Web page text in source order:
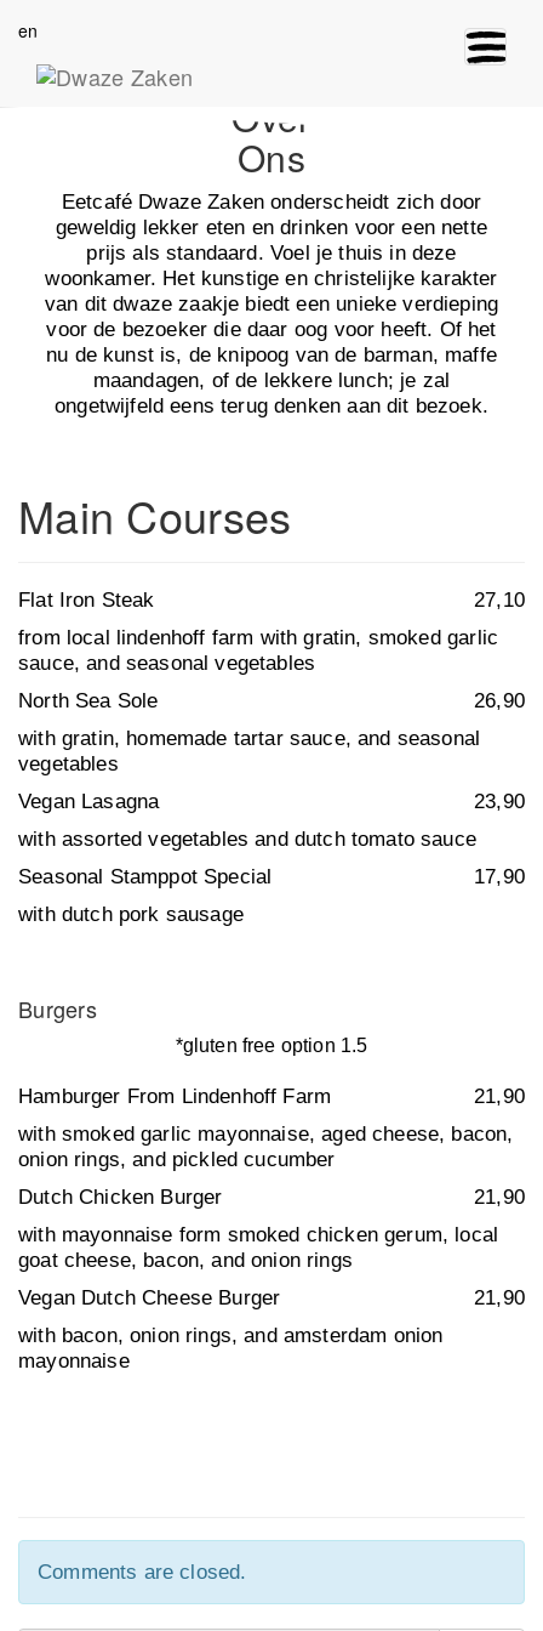
Toggle
en
Over
Ons
Eetcafé Dwaze Zaken onderscheidt zich door
geweldig lekker eten en drinken voor een nette
prijs als standaard. Voel je thuis in deze
woonkamer. Het kunstige en christelijke karakter
van dit dwaze zaakje biedt een unieke verdieping
voor de bezoeker die daar oog voor heeft. Of het
nu de kunst is, de knipoog van de barman, maffe
maandagen, of de lekkere lunch; je zal
ongetwijfeld eens terug denken aan dit bezoek.
Main Courses
Flat Iron Steak
27,10
from local lindenhoff farm with gratin, smoked garlic
sauce, and seasonal vegetables
North Sea Sole
26,90
with gratin, homemade tartar sauce,and seasonal
vegetables
Vegan Lasagna
23,90
with assorted vegetables and dutch tomato sauce
Seasonal Stamppot Special
17,90
with dutch pork sausage
Burgers
*gluten free option 1.5
Hamburger From Lindenhoff Farm
21,90
with smoked garlic mayonnaise,aged cheese, bacon,
onion rings, and pickled cucumber
Dutch Chicken Burger
21,90
with mayonnaise form smoked chicken gerum, local
goat cheese, bacon, and onion rings
Vegan Dutch Cheese Burger
21,90
with bacon, onion rings,and amsterdam onion
mayonnaise
Comments are closed.